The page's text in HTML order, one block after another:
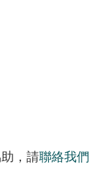
，請聯絡我們